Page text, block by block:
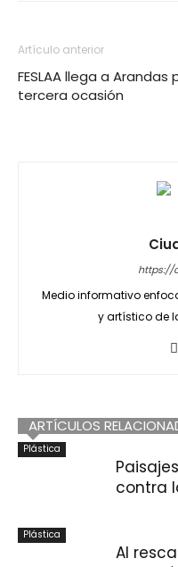
Artículo anterior
FESLAA llega a Arandas
tercera ocasión
https://
Medio informativo
y artístico de
ARTÍCULOS
Plástica
contra
Plástica
Al